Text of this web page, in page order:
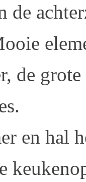
de
de
en hal